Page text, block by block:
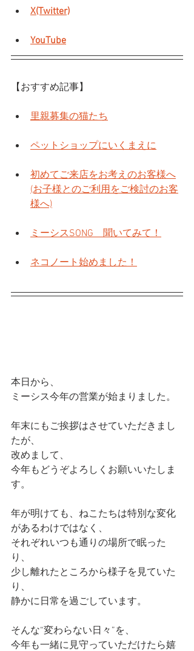
X(Twitter)
YouTube
【おすすめ記事】
里親募集の猫たち
ペットショップにいくまえに
初めてご来店をお考えのお客様へ
(お子様とのご利用をご検討のお客
様へ)
ミーシスSONG　聞いてみて！
ネコノート始めました！
本日から、
ミーシス今年の営業が始まりました。
年末にもご挨拶はさせていただきまし
たが、
改めまして、
今年もどうぞよろしくお願いいたしま
す。
年が明けても、ねこたちは特別な変化
があるわけではなく、
それぞれいつも通りの場所で眠った
り、
少し離れたところから様子を見ていた
り、
静かに日常を過ごしています。
そんな“変わらない日々”を、
今年も一緒に見守っていただけたら嬉